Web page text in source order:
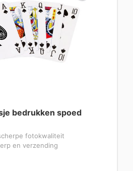
bedrukken spoed
fotokwaliteit
en verzending